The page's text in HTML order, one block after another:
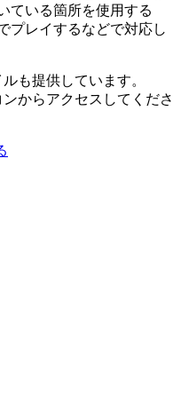
ている箇所を使用する
プレイするなどで対応し
も提供しています。
からアクセスしてくださ